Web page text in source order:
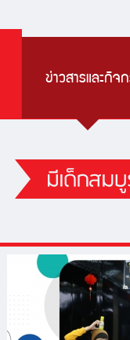
ข่าวสารและกิจ